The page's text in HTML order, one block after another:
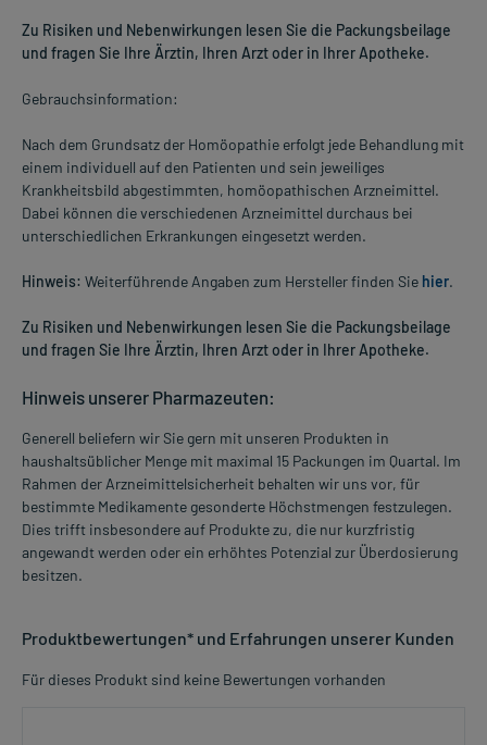
Zu Risiken und Nebenwirkungen lesen Sie die Packungsbeilage
und fragen Sie Ihre Ärztin, Ihren Arzt oder in Ihrer Apotheke.
Gebrauchsinformation:
Nach dem Grundsatz der Homöopathie erfolgt jede Behandlung mit
einem individuell auf den Patienten und sein jeweiliges
Krankheitsbild abgestimmten, homöopathischen Arzneimittel.
Dabei können die verschiedenen Arzneimittel durchaus bei
unterschiedlichen Erkrankungen eingesetzt werden.
Hinweis: Weiterführende Angaben zum Hersteller finden Sie hier.
Zu Risiken und Nebenwirkungen lesen Sie die Packungsbeilage
und fragen Sie Ihre Ärztin, Ihren Arzt oder in Ihrer Apotheke.
Hinweis unserer Pharmazeuten:
Generell beliefern wir Sie gern mit unseren Produkten in
haushaltsüblicher Menge mit maximal 15 Packungen im Quartal. Im
Rahmen der Arzneimittelsicherheit behalten wir uns vor, für
bestimmte Medikamente gesonderte Höchstmengen festzulegen.
Dies trifft insbesondere auf Produkte zu, die nur kurzfristig
angewandt werden oder ein erhöhtes Potenzial zur Überdosierung
besitzen.
Produktbewertungen* und Erfahrungen unserer Kunden
Für dieses Produkt sind keine Bewertungen vorhanden